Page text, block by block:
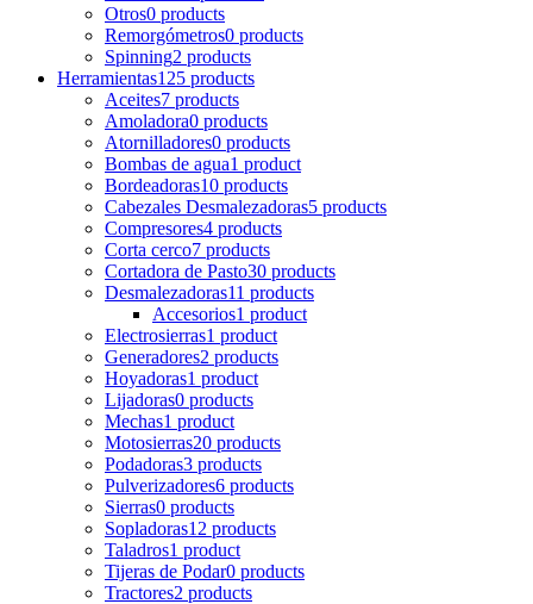
Otros0 products
Remorgómetros0 products
Spinning2 products
Herramientas125 products
Aceites7 products
Amoladora0 products
Atornilladores0 products
Bombas de agua1 product
Bordeadoras10 products
Cabezales Desmalezadoras5 products
Compresores4 products
Corta cerco7 products
Cortadora de Pasto30 products
Desmalezadoras11 products
Accesorios1 product
Electrosierras1 product
Generadores2 products
Hoyadoras1 product
Lijadoras0 products
Mechas1 product
Motosierras20 products
Podadoras3 products
Pulverizadores6 products
Sierras0 products
Sopladoras12 products
Taladros1 product
Tijeras de Podar0 products
Tractores2 products